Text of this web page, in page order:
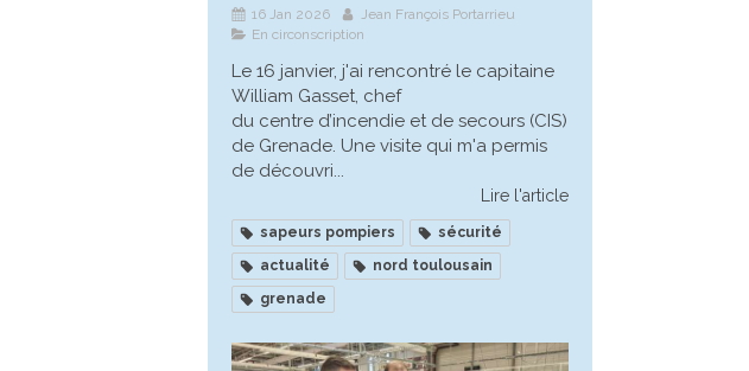
16 Jan 2026
Jean François Portarrieu
En circonscription
Le 16 janvier, j'ai rencontré le capitaine
William Gasset, chef
du centre d’incendie et de secours (CIS)
de Grenade. Une visite qui m'a permis
de découvri...
Lire l'article
sapeurs pompiers
sécurité
actualité
nord toulousain
grenade